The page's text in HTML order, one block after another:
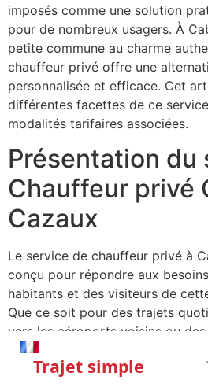
imposés comme une solution
pour de nombreux usagers. À
petite commune au charme
chauffeur privé offre une
personnalisée et efficace. Cet
différentes facettes de ce
modalités tarifaires associées.
Présentation du
Chauffeur privé
Cazaux
Le service de chauffeur privé à
conçu pour répondre aux
habitants et des visiteurs de
Que ce soit pour des trajets
vers les aéroports voisins ou
occasionnels, ce service offre
Les chauffeurs sont des